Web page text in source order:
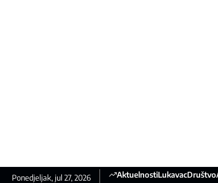
Ponedjeljak, jul 27, 2026 AktuelnostiLukavacDruštvo